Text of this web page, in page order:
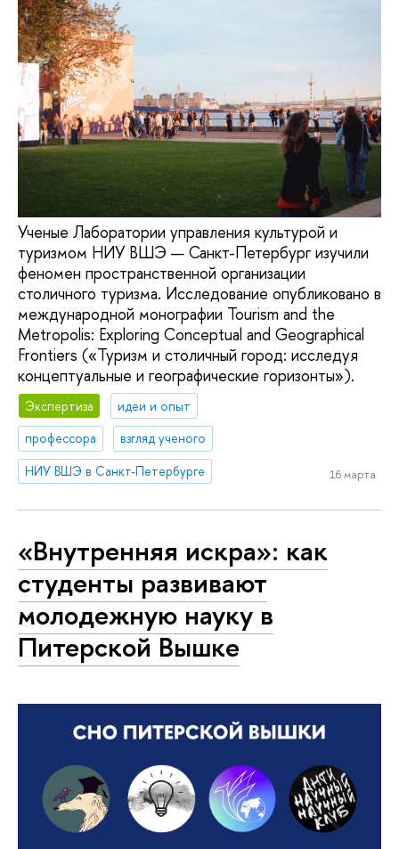
Ученые Лаборатории управления культурой и
туризмом НИУ ВШЭ — Санкт-Петербург изучили
феномен пространственной организации
столичного туризма. Исследование опубликовано в
международной монографии Tourism and the
Metropolis: Exploring Conceptual and Geographical
Frontiers («Туризм и столичный город: исследуя
концептуальные и географические горизонты»).
Экспертиза
идеи и опыт
профессора
взгляд ученого
НИУ ВШЭ в Санкт-Петербурге
16 марта
«Внутренняя искра»: как
студенты развивают
молодежную науку в
Питерской Вышке